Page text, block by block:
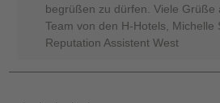
begrüßen zu dürfen. Viele Grüße
Team von den H-Hotels, Michelle
Reputation Assistent West